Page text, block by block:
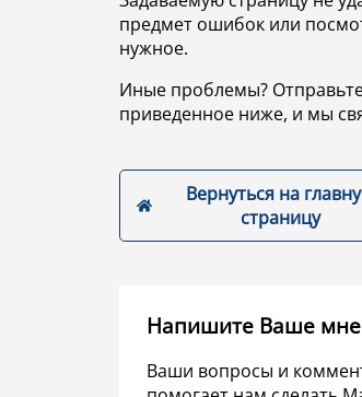
предмет ошибок или
нужное.
Иные проблемы?
приведенное ниже, и мы
Вернуться на
страницу
Напишите Ваше
Ваши вопросы и